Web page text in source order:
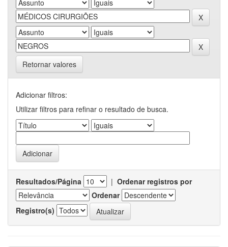
Retornar valores
Adicionar filtros:
Utilizar filtros para refinar o resultado de busca.
Resultados/Página | Ordenar registros por
Ordenar
Registro(s)